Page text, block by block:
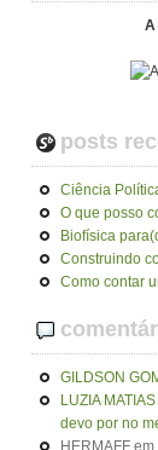
A
posts
Ciência
O que posso
Biofísica
Construindo
Como contar
GILDSON
LUZIA
devo por no
HERMAFF em